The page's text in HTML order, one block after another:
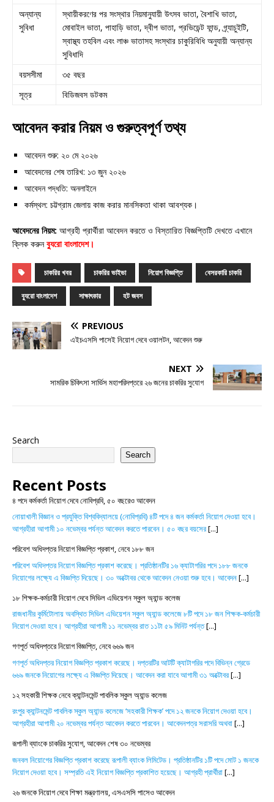
অন্যান্য
সুবিধা
স্থায়ীকরণের পর সংস্থার নিয়মানুযায়ী উৎসব ভাতা, বৈশাখি ভাতা,
মোবাইল ভাতা, পাহাড়ি ভাতা, দ্বীপ ভাতা, প্রভিডেন্ট ফান্ড, গ্র্যাচুইটি,
স্বাস্থ্য তহবিল এবং লাঞ্চ ভাতাসহ সংস্থার চাকুরিবিধি অনুযায়ী অন্যান্য
সুবিধাদি
বয়সসীমা
৩৫ বছর
সূত্র
বিডিজবস ডটকম
আবেদন করার নিয়ম ও গুরুত্বপূর্ণ তথ্য
আবেদন শুরু: ২০ মে ২০২৬
আবেদনের শেষ তারিখ: ১৩ জুন ২০২৬
আবেদন পদ্ধতি: অনলাইনে
কর্মস্থল: চট্টগ্রাম জেলায় কাজ করার মানসিকতা থাকা আবশ্যক।
আবেদনের নিয়ম: আগ্রহী প্রার্থীরা আবেদন করতে ও বিস্তারিত বিজ্ঞপ্তিটি দেখতে এখানে
ক্লিক করুনব্যুরো বাংলাদেশ।
চাকরির খবর চাকরির ভাইভা নিয়োগ বিজ্ঞপ্তি বেসরকারি চাকরি
ব্যুরো বাংলাদেশ সাক্ষাৎকার হট জবস
PREVIOUS
এইচএসসি পাসেই নিয়োগ দেবে ওয়ালটন, আবেদন শুরু
NEXT
সামরিক চিকিৎসা সার্ভিস মহাপরিদপ্তরে ২৬ জনের চাকরির সুযোগ
Search
Search
Recent Posts
৪ পদে কর্মকর্তা নিয়োগ দেবে নোবিপ্রবি, ৫০ বছরেও আবেদন
নোয়াখালী বিজ্ঞান ও প্রযুক্তি বিশ্ববিদ্যালয়ে (নোবিপ্রবি) ৪টি পদে ৪ জন কর্মকর্তা নিয়োগ দেওয়া হবে।
আগ্রহীরা আগামী ১০ নভেম্বর পর্যন্ত আবেদন করতে পারবেন। ৫০ বছর বয়সের[...]
পরিবেশ অধিদপ্তর নিয়োগ বিজ্ঞপ্তি প্রকাশ, নেবে ১৮৮ জন
পরিবেশ অধিদপ্তর নিয়োগ বিজ্ঞপ্তি প্রকাশ করেছে। প্রতিষ্ঠানটির ১৬ ক্যাটাগরির পদে ১৮৮ জনকে
নিয়োগের লক্ষ্যে এ বিজ্ঞপ্তি দিয়েছে। ৩০ অক্টোবর থেকে আবেদন নেওয়া শুরু হবে। আবেদন[...]
১৮ শিক্ষক-কর্মচারী নিয়োগ দেবে সিভিল এভিয়েশন স্কুল অ্যান্ড কলেজ
রাজধানীর কুর্মিটোলায় অবস্থিত সিভিল এভিয়েশন স্কুল অ্যান্ড কলেজে ৮টি পদে ১৮ জন শিক্ষক-কর্মচারী
নিয়োগ দেওয়া হবে। আগ্রহীরা আগামী ১১ নভেম্বর রাত ১১টা ৫৯ মিনিট পর্যন্ত[...]
গণপূর্ত অধিদপ্তরে নিয়োগ বিজ্ঞপ্তি, নেবে ৬৬৯ জন
গণপূর্ত অধিদপ্তর নিয়োগ বিজ্ঞপ্তি প্রকাশ করেছে। দপ্তরটির আটটি ক্যাটাগরির পদে বিভিন্ন গ্রেডে
৬৬৯ জনকে নিয়োগের লক্ষ্যে এ বিজ্ঞপ্তি দিয়েছে। আবেদন করা যাবে আগামী ৩১ অক্টোবর[...]
১২ সহকারী শিক্ষক নেবে ক্যান্টনমেন্ট পাবলিক স্কুল অ্যান্ড কলেজ
রংপুর ক্যান্টনমেন্ট পাবলিক স্কুল অ্যান্ড কলেজে ‘সহকারী শিক্ষক’ পদে ১২ জনকে নিয়োগ দেওয়া হবে।
আগ্রহীরা আগামী ২০ নভেম্বর পর্যন্ত আবেদন করতে পারবেন। আবেদনপত্র সরাসরি অথবা[...]
রূপালী ব্যাংকে চাকরির সুযোগ, আবেদন শেষ ৩০ নভেম্বর
জনবল নিয়োগের বিজ্ঞপ্তি প্রকাশ করেছে রূপালী ব্যাংক লিমিটেড। প্রতিষ্ঠানটির ১টি পদে মোট ১ জনকে
নিয়োগ দেওয়া হবে। সম্প্রতি এই নিয়োগ বিজ্ঞপ্তি প্রকাশিত হয়েছে। আগ্রহী প্রার্থীরা[...]
২৬ জনকে নিয়োগ দেবে শিক্ষা মন্ত্রণালয়, এসএসসি পাসেও আবেদন